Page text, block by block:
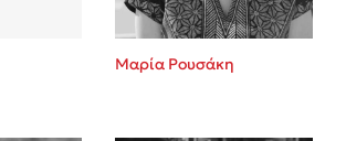
Μαρία Ρουσάκη